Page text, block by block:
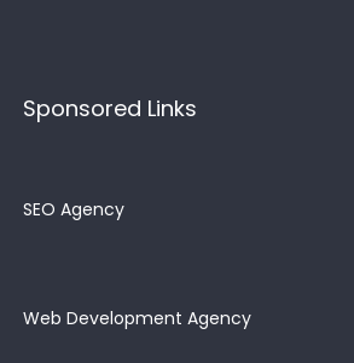
Sponsored Links
SEO Agency
Web Development Agency